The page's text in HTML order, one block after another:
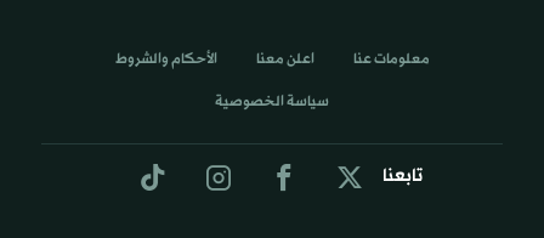
تابعنا
معلومات عنا اعلن معنا الأحكام والشروط
سياسة الخصوصية